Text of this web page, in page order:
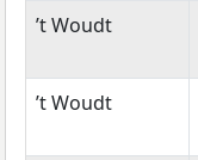
’t Woudt
’t Woudt